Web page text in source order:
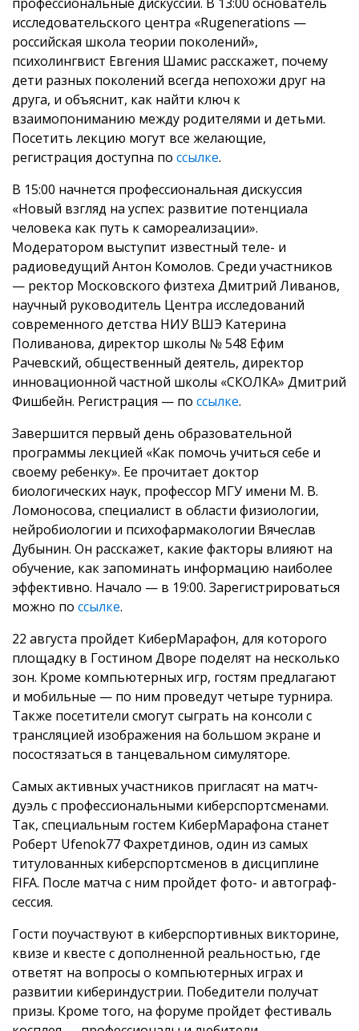
исследовательского центра «Rugenerations —
российская школа теории поколений»,
психолингвист Евгения Шамис расскажет, почему
дети разных поколений всегда непохожи друг на
друга, и объяснит, как найти ключ к
взаимопониманию между родителями и детьми.
Посетить лекцию могут все желающие,
регистрация доступна по ссылке.
В 15:00 начнется профессиональная дискуссия
«Новый взгляд на успех: развитие потенциала
человека как путь к самореализации».
Модератором выступит известный теле- и
радиоведущий Антон Комолов. Среди участников
— ректор Московского физтеха Дмитрий Ливанов,
научный руководитель Центра исследований
современного детства НИУ ВШЭ Катерина
Поливанова, директор школы № 548 Ефим
Рачевский, общественный деятель, директор
инновационной частной школы «СКОЛКА» Дмитрий
Фишбейн. Регистрация — по ссылке.
Завершится первый день образовательной
программы лекцией «Как помочь учиться себе и
своему ребенку». Ее прочитает доктор
биологических наук, профессор МГУ имени М. В.
Ломоносова, специалист в области физиологии,
нейробиологии и психофармакологии Вячеслав
Дубынин. Он расскажет, какие факторы влияют на
обучение, как запоминать информацию наиболее
эффективно. Начало — в 19:00. Зарегистрироваться
можно по ссылке.
22 августа пройдет КиберМарафон, для которого
площадку в Гостином Дворе поделят на несколько
зон. Кроме компьютерных игр, гостям предлагают
и мобильные — по ним проведут четыре турнира.
Также посетители смогут сыграть на консоли с
трансляцией изображения на большом экране и
посостязаться в танцевальном симуляторе.
Самых активных участников пригласят на матч-
дуэль с профессиональными киберспортсменами.
Так, специальным гостем КиберМарафона станет
Роберт Ufenok77 Фахретдинов, один из самых
титулованных киберспортсменов в дисциплине
FIFA. После матча с ним пройдет фото- и автограф-
сессия.
Гости поучаствуют в киберспортивных викторине,
квизе и квесте с дополненной реальностью, где
ответят на вопросы о компьютерных играх и
развитии кибериндустрии. Победители получат
призы. Кроме того, на форуме пройдет фестиваль